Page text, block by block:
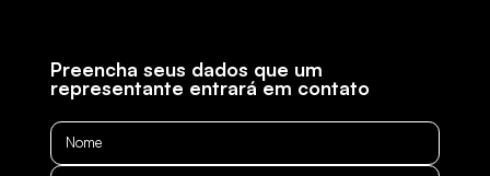
Preencha seus dados que um
representante entrará em contato